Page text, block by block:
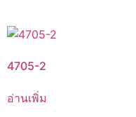
4705-2
อ่านเพิ่ม